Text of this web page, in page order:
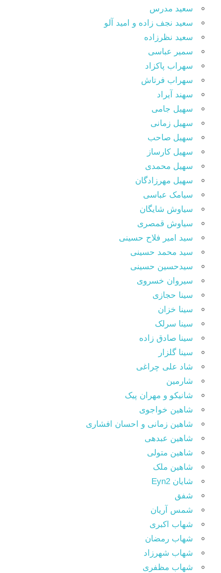
سعید مدرس
سعید نجف زاده و امید آلو
سعید نظرزاده
سمیر عباسی
سهراب پاکزاد
سهراب فرتاش
سهند آیراد
سهیل جامی
سهیل زمانی
سهیل صاحب
سهیل کارساز
سهیل محمدی
سهیل مهرزادگان
سیامک عباسی
سیاوش شایگان
سیاوش قمصری
سید امیر فلاح حسینی
سید محمد حسینی
سیدحسین حسینی
سیروان خسروی
سینا حجازی
سینا خزان
سینا سرلک
سینا صادق زاده
سینا گلزار
شاد علی چراغی
شارمین
شانیکو و مهران پیک
شاهین خواجوی
شاهین زمانی و احسان افشاری
شاهین عبدهی
شاهین متولی
شاهین ملک
شایان Eyn2
شفق
شمس آریان
شهاب اکبری
شهاب رمضان
شهاب شهرزاد
شهاب مظفری